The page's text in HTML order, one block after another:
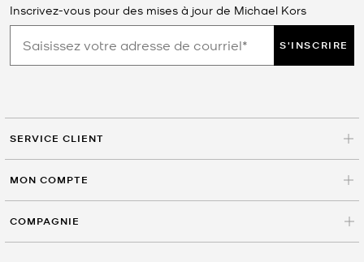
Inscrivez-vous pour des mises à jour de Michael Kors
S'INSCRIRE
SERVICE CLIENT
MON COMPTE
COMPAGNIE